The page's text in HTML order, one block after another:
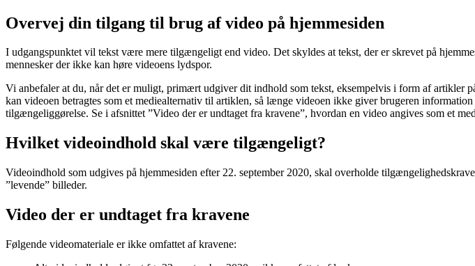
Overvej din tilgang til brug af video på hjemmesiden
I udgangspunktet vil tekst være mere tilgængeligt end video. Det skyldes at tekst, der er skrevet på
mennesker der ikke kan høre videoens lydspor.
Vi anbefaler at du, når det er muligt, primært udgiver dit indhold som tekst, eksempelvis i form af artikler
kan videoen betragtes som et mediealternativ til artiklen, så længe videoen ikke giver brugeren
tilgængeliggørelse. Se i afsnittet ”Video der er undtaget fra kravene”, hvordan en video angives som et
Hvilket videoindhold skal være tilgængeligt?
Videoindhold som udgives på hjemmesiden efter 22. september 2020, skal overholde
”levende” billeder.
Video der er undtaget fra kravene
Følgende videomateriale er ikke omfattet af kravene: